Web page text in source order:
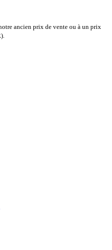
ancien prix de vente ou à un prix